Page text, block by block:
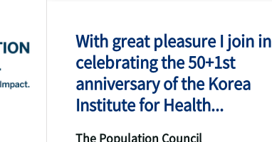
With great pleasure I join in
celebrating the 50+1st
anniversary of the Korea
Institute for Health...
The Population Council